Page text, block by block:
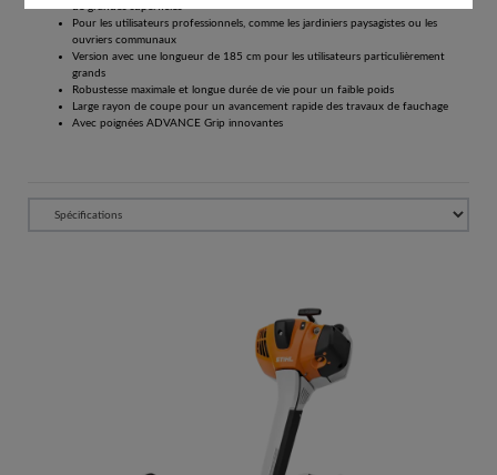
de grandes superficies
Pour les utilisateurs professionnels, comme les jardiniers paysagistes ou les
ouvriers communaux
Version avec une longueur de 185 cm pour les utilisateurs particulièrement
grands
Robustesse maximale et longue durée de vie pour un faible poids
Large rayon de coupe pour un avancement rapide des travaux de fauchage
Avec poignées ADVANCE Grip innovantes